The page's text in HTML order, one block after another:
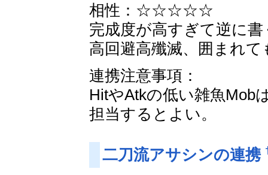
相性：☆☆☆☆☆
完成度が高すぎて逆に
高回避高殲滅、囲まれ
連携注意事項：
HitやAtkの低い雑魚Mob
担当するとよい。
二刀流アサシンの連携